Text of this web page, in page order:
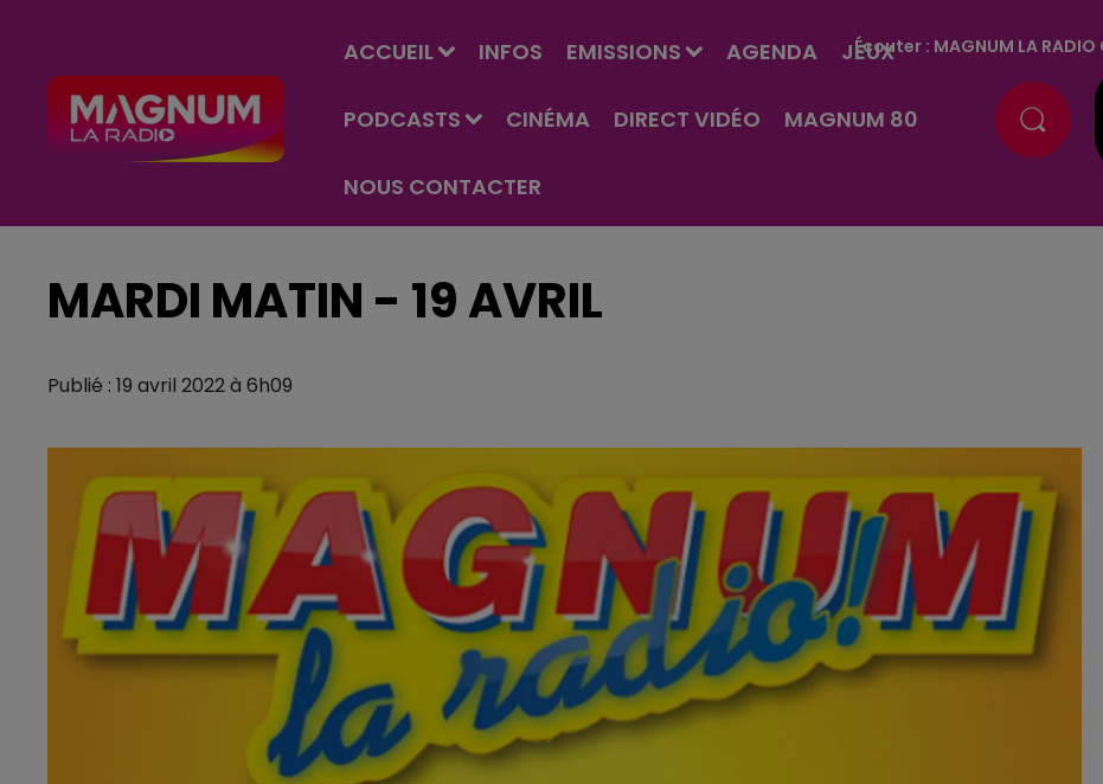
ACCUEIL INFOS EMISSIONS AGENDA JEUX
PODCASTS CINÉMA DIRECT VIDÉO MAGNUM 80
NOUS CONTACTER
Écouter : MAGNUM LA
MARDI MATIN - 19 AVRIL
Publié : 19 avril 2022 à 6h09